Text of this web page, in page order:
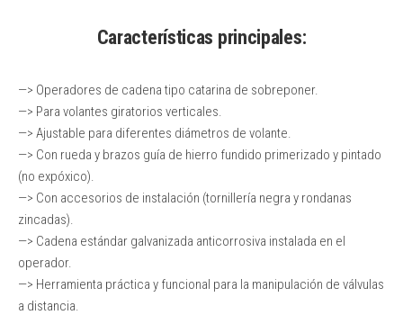
Características principales:
—> Operadores de cadena tipo catarina de sobreponer.
—> Para volantes giratorios verticales.
—> Ajustable para diferentes diámetros de volante.
—> Con rueda y brazos guía de hierro fundido primerizado y pintado
(no expóxico).
—> Con accesorios de instalación (tornillería negra y rondanas
zincadas).
—> Cadena estándar galvanizada anticorrosiva instalada en el
operador.
—> Herramienta práctica y funcional para la manipulación de válvulas
a distancia.